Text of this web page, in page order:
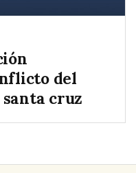
del
cruz